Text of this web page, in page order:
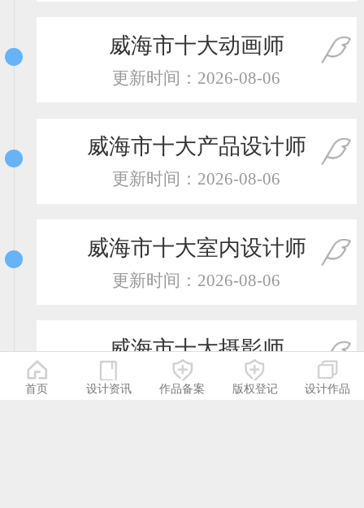
威海市十大动画师
更新时间：2026-08-06
威海市十大产品设计师
更新时间：2026-08-06
威海市十大室内设计师
更新时间：2026-08-06
威海市十大摄影师
更新时间：2026-08-06
首页 设计资讯 作品备案 版权登记 设计作品